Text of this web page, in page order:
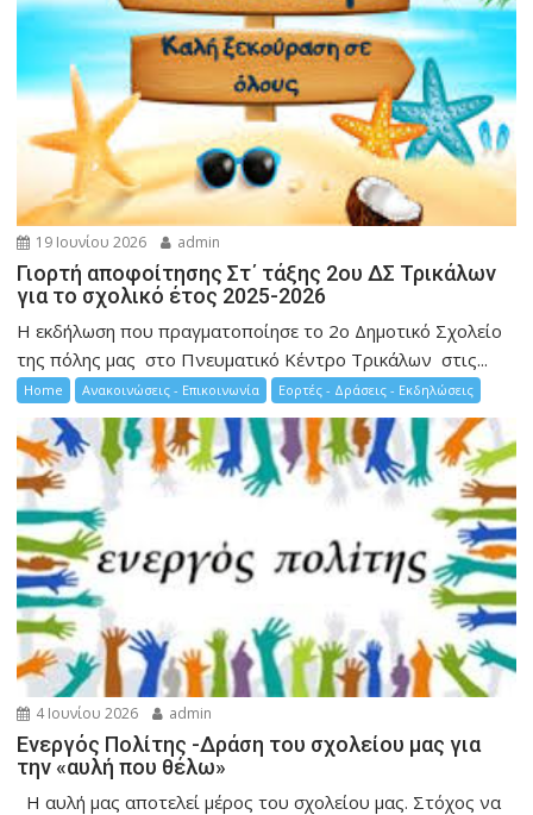
19 Ιουνίου 2026 admin
Γιορτή αποφοίτησης Στ΄ τάξης 2ου ΔΣ Τρικάλων
για το σχολικό έτος 2025-2026
Η εκδήλωση που πραγματοποίησε το 2ο Δημοτικό Σχολείο
της πόλης μας στο Πνευματικό Κέντρο Τρικάλων στις...
Home Ανακοινώσεις - Επικοινωνία Εορτές - Δράσεις - Εκδηλώσεις
4 Ιουνίου 2026 admin
Ενεργός Πολίτης -Δράση του σχολείου μας για
την «αυλή που θέλω»
Η αυλή μας αποτελεί μέρος του σχολείου μας. Στόχος να